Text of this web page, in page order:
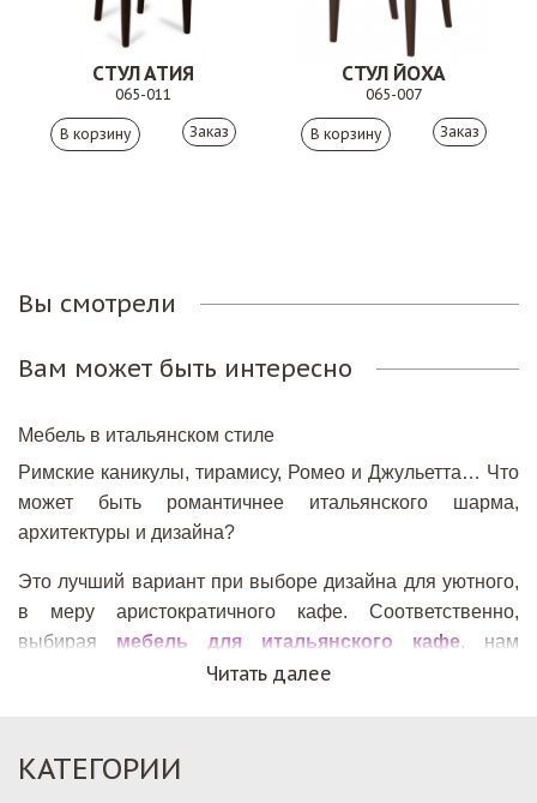
СТУЛ АТИЯ
065-011
Заказ
СТУЛ ЙОХА
065-007
Заказ
Вы смотрели
Вам может быть интересно
Мебель в итальянском стиле
Римские каникулы, тирамису, Ромео и Джульетта… Что
может быть романтичнее итальянского шарма,
архитектуры и дизайна?
Это лучший вариант при выборе дизайна для уютного,
в меру аристократичного кафе. Соответственно,
выбирая мебель для итальянского кафе, нам
представляется она в светлых тонах резного дерева.
на которых стоят живые цветы бежево-розового
Читать далее
КАТЕГОРИИ